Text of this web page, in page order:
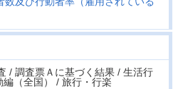
/ 調査票Ａに基づく結果 / 生活行
（全国） / 旅行・行楽